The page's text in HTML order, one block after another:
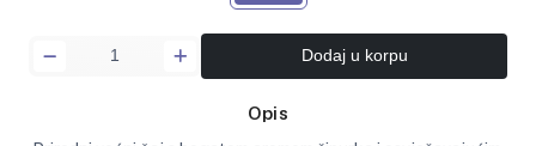
Dodaj u korpu
Opis